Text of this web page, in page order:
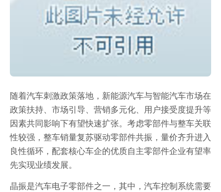
随着汽车刺激政策落地，新能源汽车与智能汽车市场在
政策扶持、市场引导、营销多元化、用户接受度提升等
因素共同影响下有望快速扩张。考虑零部件与整车关联
性较强，整车销量复苏驱动零部件共振，量价齐升进入
良性循环，配套核心车企的优质自主零部件企业有望率
先实现业绩发展。
晶振是汽车电子零部件之一，其中，汽车控制系统需要